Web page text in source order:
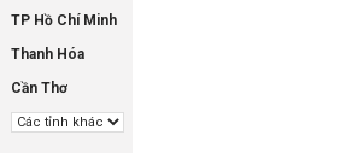
TP Hồ Chí Minh
Thanh Hóa
Cần Thơ